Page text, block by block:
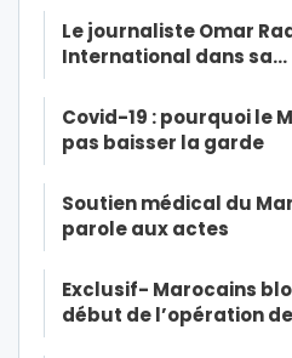
Le journaliste Omar
International dans sa…
Covid-19 : pourquoi le
pas baisser la garde
Soutien médical du
parole aux actes
Exclusif- Marocains
début de l’opération